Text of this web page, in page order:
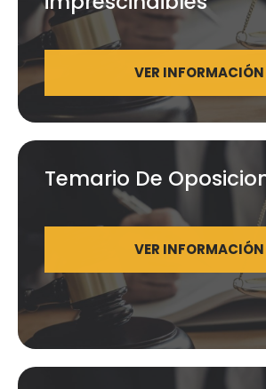
VER INFORMACIÓN
Temario De
VER INFORMACIÓN